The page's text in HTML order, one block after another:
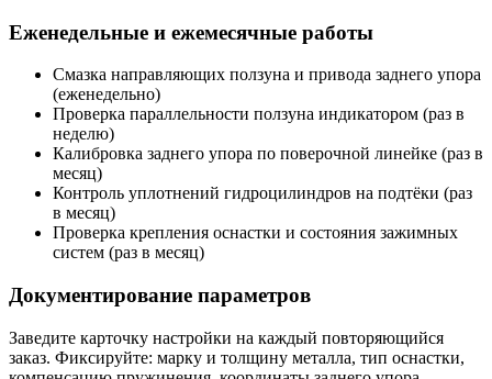
Еженедельные и ежемесячные работы
Смазка направляющих ползуна и привода заднего упора
(еженедельно)
Проверка параллельности ползуна индикатором (раз в
неделю)
Калибровка заднего упора по поверочной линейке (раз в
месяц)
Контроль уплотнений гидроцилиндров на подтёки (раз
в месяц)
Проверка крепления оснастки и состояния зажимных
систем (раз в месяц)
Документирование параметров
Заведите карточку настройки на каждый повторяющийся
заказ. Фиксируйте: марку и толщину металла, тип оснастки,